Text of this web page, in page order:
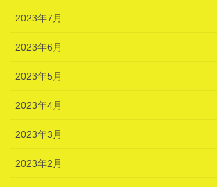
2023年7月
2023年6月
2023年5月
2023年4月
2023年3月
2023年2月